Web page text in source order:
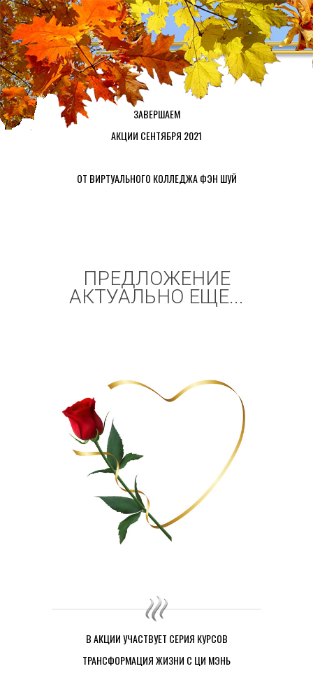
ЗАВЕРШАЕМ
АКЦИИ СЕНТЯБРЯ 2021
ОТ ВИРТУАЛЬНОГО КОЛЛЕДЖА ФЭН ШУЙ
ПРЕДЛОЖЕНИЕ
АКТУАЛЬНО ЕЩЕ...
В АКЦИИ УЧАСТВУЕТ СЕРИЯ КУРСОВ
ТРАНСФОРМАЦИЯ ЖИЗНИ С ЦИ МЭНЬ